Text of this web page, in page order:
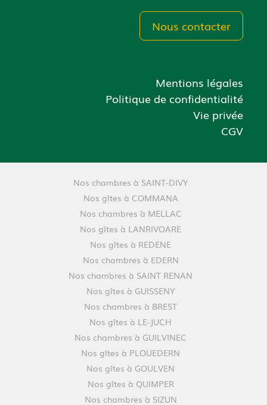
Nous contacter
Mentions légales
Politique de confidentialité
Vie privée
CGV
Nos chambres à SAINT-DIVY
Nos gîtes à COMMANA
Nos chambres à MELLAC
Nos gîtes à LANRIVOARE
Nos gîtes à REDENE
Nos chambres à EDERN
Nos chambres à SAINT RENAN
Nos gîtes à GUISSENY
Nos chambres à BREST
Nos gîtes à LE-JUCH
Nos chambres à GUILVINEC
Nos gîtes à PLOUEDERN
Nos gîtes à GOULVEN
Nos gîtes à QUIMPER
Nos chambres à SIZUN